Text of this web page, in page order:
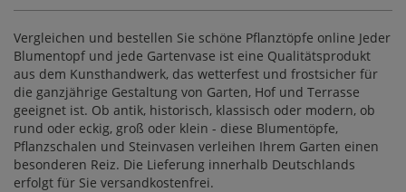
Vergleichen und bestellen Sie schöne Pflanztöpfe online Jeder
Blumentopf und jede Gartenvase ist eine Qualitätsprodukt
aus dem Kunsthandwerk, das wetterfest und frostsicher für
die ganzjährige Gestaltung von Garten, Hof und Terrasse
geeignet ist. Ob antik, historisch, klassisch oder modern, ob
rund oder eckig, groß oder klein - diese Blumentöpfe,
Pflanzschalen und Steinvasen verleihen Ihrem Garten einen
besonderen Reiz. Die Lieferung innerhalb Deutschlands
erfolgt für Sie versandkostenfrei.